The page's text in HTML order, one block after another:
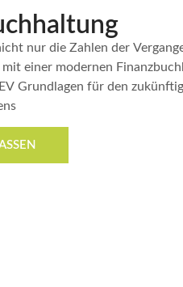
nur die Zahlen der
einer modernen
Grundlagen für den